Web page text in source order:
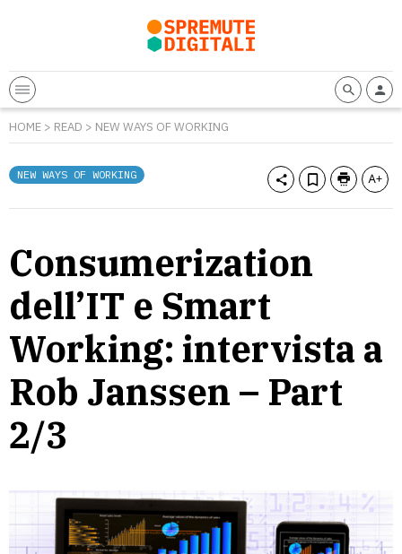
HOME > READ > NEW WAYS OF WORKING
NEW WAYS OF WORKING
Consumerization
dell’IT e Smart
Working: intervista a
Rob Janssen – Part
2/3